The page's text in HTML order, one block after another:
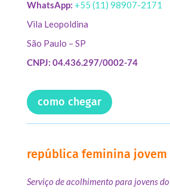
WhatsApp: +55 (11) 98907-2171
Vila Leopoldina
São Paulo – SP
CNPJ: 04.436.297/0002-74
como chegar
república feminina jovem
Serviço de acolhimento para jovens